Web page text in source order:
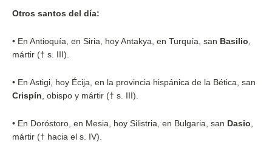
Otros santos del día:
• En Antioquía, en Siria, hoy Antakya, en Turquía, san Basilio
mártir († s. III).
• En Astigi, hoy Écija, en la provincia hispánica de la Bética, san
Crispín , obispo y mártir († s. III).
• En Doróstoro, en Mesia, hoy Silistria, en Bulgaria, san Dasio
mártir († hacia el s. IV).